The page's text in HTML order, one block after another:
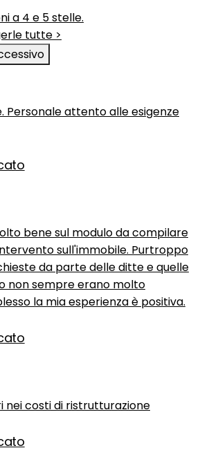
a 4 e 5 stelle.
tutte >
Personale attento alle esigenze
bene sul modulo da compilare
sull'immobile. Purtroppo
da parte delle ditte e quelle
non sempre erano molto
la mia esperienza è positiva.
nei costi di ristrutturazione